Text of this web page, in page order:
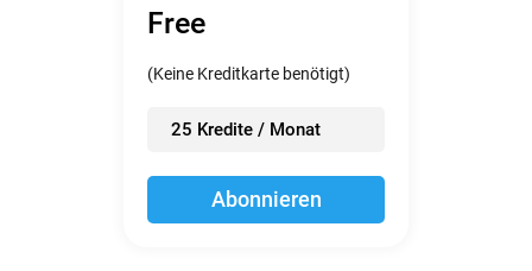
Free
(Keine Kreditkarte benötigt)
25 Kredite / Monat
Abonnieren